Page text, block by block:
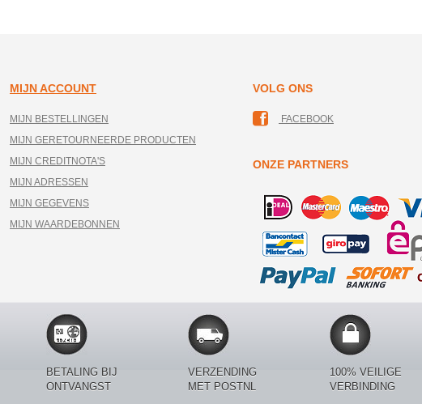
MIJN ACCOUNT
MIJN BESTELLINGEN
MIJN GERETOURNEERDE PRODUCTEN
MIJN CREDITNOTA'S
MIJN ADRESSEN
MIJN GEGEVENS
MIJN WAARDEBONNEN
VOLG ONS
FACEBOOK
ONZE PARTNERS
BETALING BIJ
ONTVANGST
VERZENDING
MET POSTNL
100% VEILIGE
VERBINDING